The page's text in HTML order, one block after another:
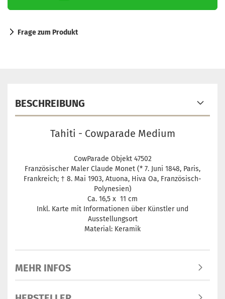
Frage zum Produkt
BESCHREIBUNG
Tahiti - Cowparade Medium
CowParade Objekt 47502
Französischer Maler Claude Monet (* 7. Juni 1848, Paris,
Frankreich; † 8. Mai 1903, Atuona, Hiva Oa, Französisch-
Polynesien)
Ca. 16,5 x 11 cm
Inkl. Karte mit Informationen über Künstler und
Ausstellungsort
Material: Keramik
MEHR INFOS